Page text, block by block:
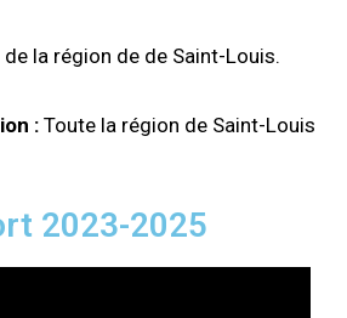
la région de de Saint-Louis.
: Toute la région de Saint-Louis
2023-2025